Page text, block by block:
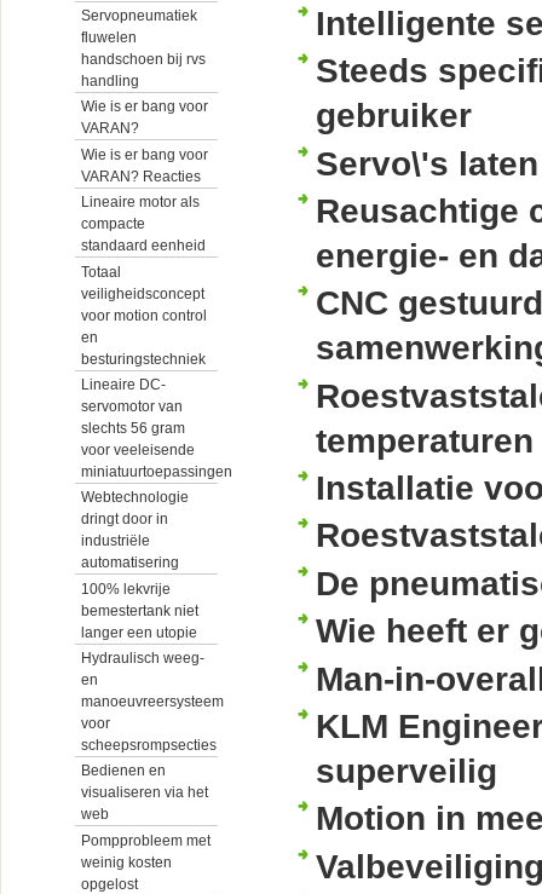
Servopneumatiek
fluwelen
handschoen bij rvs
handling
Wie is er bang voor
VARAN?
Wie is er bang voor
VARAN? Reacties
Lineaire motor als
compacte
standaard eenheid
Totaal
veiligheidsconcept
voor motion control
en
besturingstechniek
Lineaire DC-
servomotor van
slechts 56 gram
voor veeleisende
miniatuurtoepassingen
Webtechnologie
dringt door in
industriële
automatisering
100% lekvrije
bemestertank niet
langer een utopie
Hydraulisch weeg-
en
manoeuvreersysteem
voor
scheepsrompsecties
Bedienen en
visualiseren via het
web
Pompprobleem met
weinig kosten
opgelost
Intelligente
Steeds
gebruiker
Servo\'s
Reusachtige
energie- en
CNC
temperaturen
Installatie
De
Wie heeft er
Man-in-
KLM
superveilig
Motion in